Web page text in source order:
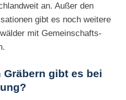
an. Außer den
gibt es noch weitere
mit Gemeinschafts-
gibt es bei